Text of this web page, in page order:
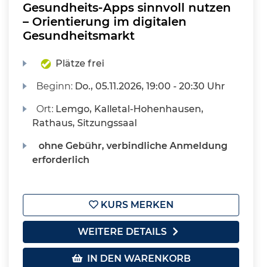
Gesundheits-Apps sinnvoll nutzen
– Orientierung im digitalen
Gesundheitsmarkt
Plätze frei
Beginn: Do., 05.11.2026, 19:00 - 20:30 Uhr
Ort: Lemgo, Kalletal-Hohenhausen,
Rathaus, Sitzungssaal
ohne Gebühr, verbindliche Anmeldung
erforderlich
KURS MERKEN
WEITERE DETAILS
IN DEN WARENKORB